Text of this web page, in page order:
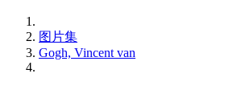
图片集
Gogh, Vincent van